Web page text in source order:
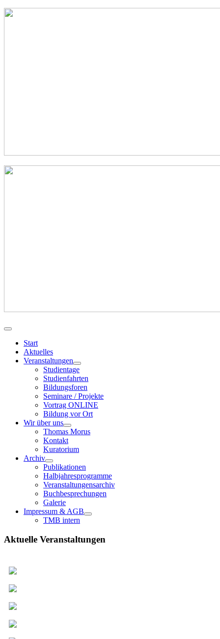
Start
Aktuelles
Veranstaltungen
Studientage
Studienfahrten
Bildungsforen
Seminare / Projekte
Vortrag ONLINE
Bildung vor Ort
Wir über uns
Thomas Morus
Kontakt
Kuratorium
Archiv
Publikationen
Halbjahresprogramme
Veranstaltungensarchiv
Buchbesprechungen
Galerie
Impressum & AGB
TMB intern
Aktuelle Veranstaltungen